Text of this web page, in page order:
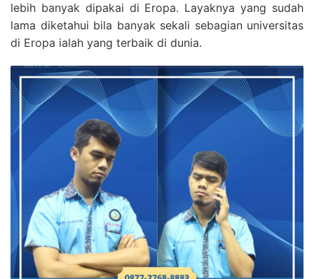
lebih banyak dipakai di Eropa. Layaknya yang sudah
lama diketahui bila banyak sekali sebagian universitas
di Eropa ialah yang terbaik di dunia.